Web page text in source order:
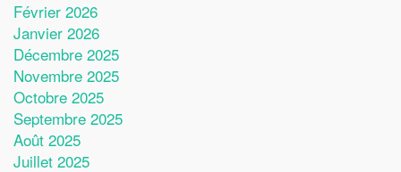
Février 2026
Janvier 2026
Décembre 2025
Novembre 2025
Octobre 2025
Septembre 2025
Août 2025
Juillet 2025